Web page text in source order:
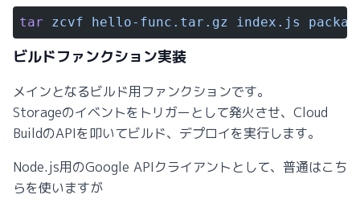
tar zcvf hello-func.tar.gz index.js
ビルドファンクション実装
メインとなるビルド用ファンクションです。
Storageのイベントをトリガーとして発火させ、Cloud
BuildのAPIを叩いてビルド、デプロイを実行します。
Node.js用のGoogle APIクライアントとして、普通はこち
らを使いますが